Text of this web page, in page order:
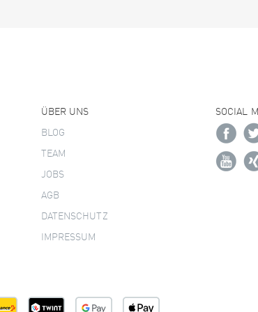
ÜBER UNS
BLOG
TEAM
JOBS
AGB
DATENSCHUTZ
IMPRESSUM
SOCIAL